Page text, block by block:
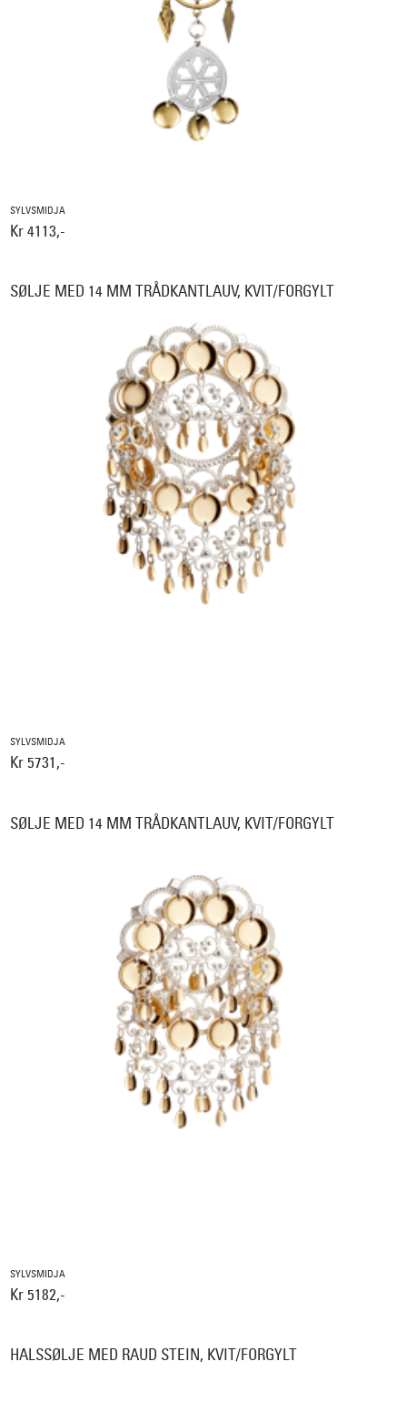
SYLVSMIDJA
Kr 4113,-
SØLJE MED 14 MM TRÅDKANTLAUV, KVIT/FORGYLT
SYLVSMIDJA
Kr 5731,-
SØLJE MED 14 MM TRÅDKANTLAUV, KVIT/FORGYLT
SYLVSMIDJA
Kr 5182,-
HALSSØLJE MED RAUD STEIN, KVIT/FORGYLT